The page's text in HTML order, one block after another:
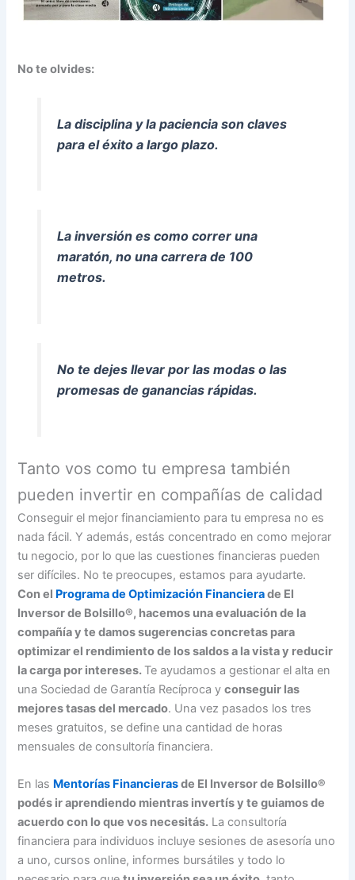
No te olvides:
La disciplina y la paciencia son claves
para el éxito a largo plazo.
La inversión es como correr una
maratón, no una carrera de 100
metros.
No te dejes llevar por las modas o las
promesas de ganancias rápidas.
Tanto vos como tu empresa también
pueden invertir en compañías de calidad
Conseguir el mejor financiamiento para tu empresa no es
nada fácil. Y además, estás concentrado en como mejorar
tu negocio, por lo que las cuestiones financieras pueden
ser difíciles. No te preocupes, estamos para ayudarte.
Con el Programa de Optimización Financierade El
Inversor de Bolsillo®, hacemos una evaluación de la
compañía y te damos sugerencias concretas para
optimizar el rendimiento de los saldos a la vista y reducir
la carga por intereses. Te ayudamos a gestionar el alta en
una Sociedad de Garantía Recíproca yconseguir las
mejores tasas del mercado. Una vez pasados los tres
meses gratuitos, se define una cantidad de horas
mensuales de consultoría financiera.
En las Mentorías Financierasde El Inversor de Bolsillo®
podés ir aprendiendo mientras invertís y te guiamos de
acuerdo con lo que vos necesitás. La consultoría
financiera para individuos incluye sesiones de asesoría uno
a uno, cursos online, informes bursátiles y todo lo